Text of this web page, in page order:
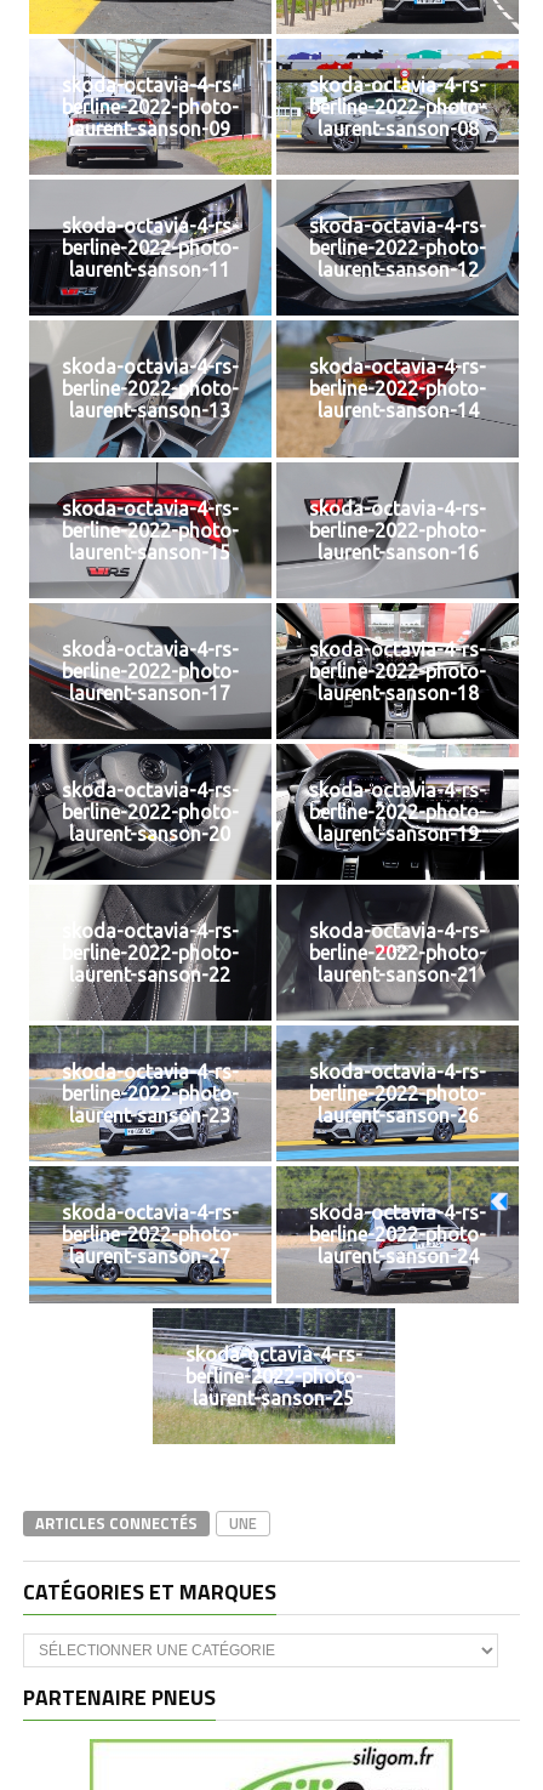
skoda-octavia-4-rs-
berline-2022-photo-
laurent-sanson-09
skoda-octavia-4-rs-
berline-2022-photo-
laurent-sanson-08
skoda-octavia-4-rs-
berline-2022-photo-
laurent-sanson-11
skoda-octavia-4-rs-
berline-2022-photo-
laurent-sanson-12
skoda-octavia-4-rs-
berline-2022-photo-
laurent-sanson-13
skoda-octavia-4-rs-
berline-2022-photo-
laurent-sanson-14
skoda-octavia-4-rs-
berline-2022-photo-
laurent-sanson-15
skoda-octavia-4-rs-
berline-2022-photo-
laurent-sanson-16
skoda-octavia-4-rs-
berline-2022-photo-
laurent-sanson-17
skoda-octavia-4-rs-
berline-2022-photo-
laurent-sanson-18
skoda-octavia-4-rs-
berline-2022-photo-
laurent-sanson-20
skoda-octavia-4-rs-
berline-2022-photo-
laurent-sanson-19
skoda-octavia-4-rs-
berline-2022-photo-
laurent-sanson-22
skoda-octavia-4-rs-
berline-2022-photo-
laurent-sanson-21
skoda-octavia-4-rs-
berline-2022-photo-
laurent-sanson-23
skoda-octavia-4-rs-
berline-2022-photo-
laurent-sanson-26
skoda-octavia-4-rs-
berline-2022-photo-
laurent-sanson-27
skoda-octavia-4-rs-
berline-2022-photo-
laurent-sanson-24
skoda-octavia-4-rs-
berline-2022-photo-
laurent-sanson-25
ARTICLES CONNECTÉS UNE
CATÉGORIES ET MARQUES
Catégories
et
PARTENAIRE PNEUS